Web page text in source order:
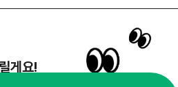
게요!